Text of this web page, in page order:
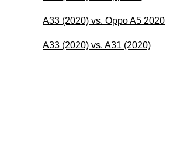
A33 (2020) vs. Oppo A5 2020
A33 (2020) vs. A31 (2020)